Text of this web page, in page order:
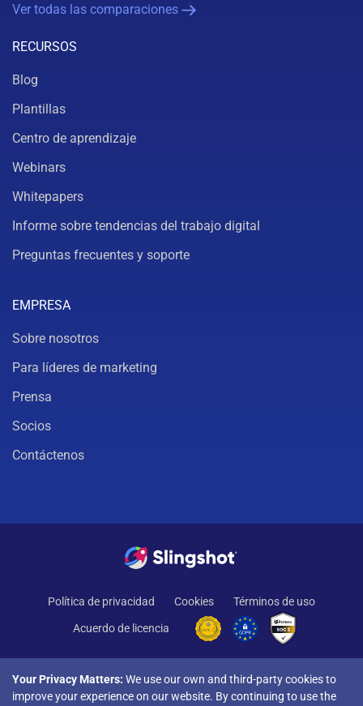
Ver todas las comparaciones
RECURSOS
Blog
Plantillas
Centro de aprendizaje
Webinars
Whitepapers
Informe sobre tendencias del trabajo digital
Preguntas frecuentes y soporte
EMPRESA
Sobre nosotros
Para líderes de marketing
Prensa
Socios
Contáctenos
Política de privacidad Cookies Términos de uso
Acuerdo de licencia
Your Privacy Matters: We use our own and third-party cookies to
improve your experience on our website. By continuing to use the